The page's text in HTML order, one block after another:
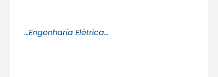
…Engenharia Elétrica…